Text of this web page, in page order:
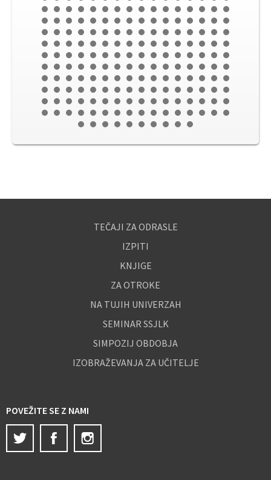
TEČAJI ZA ODRASLE
IZPITI
KNJIGE
ZA OTROKE
NA TUJIH UNIVERZAH
SEMINAR SSJLK
SIMPOZIJ OBDOBJA
IZOBRAŽEVANJA ZA UČITELJE
POVEŽITE SE Z NAMI
Twitter
Facebook